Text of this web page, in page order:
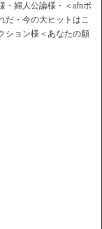
・婦人公論様・＜afnポ
だ・今の大ヒットはこ
ション様＜あなたの願